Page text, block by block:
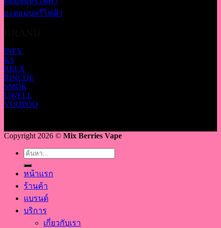
อะตอมบุหรี่ไฟฟ้า
INFY
KS
RELX
RINCOE
SMOK
UWELL
VOOPOO
Copyright 2026 © Mix Berries Vape
ค้นหา:
หน้าแรก
ร้านค้า
แบรนด์
บริการ
เกี่ยวกับเรา